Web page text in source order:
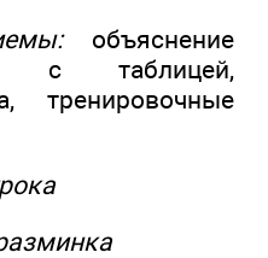
объяснение
с таблицей,
тренировочные